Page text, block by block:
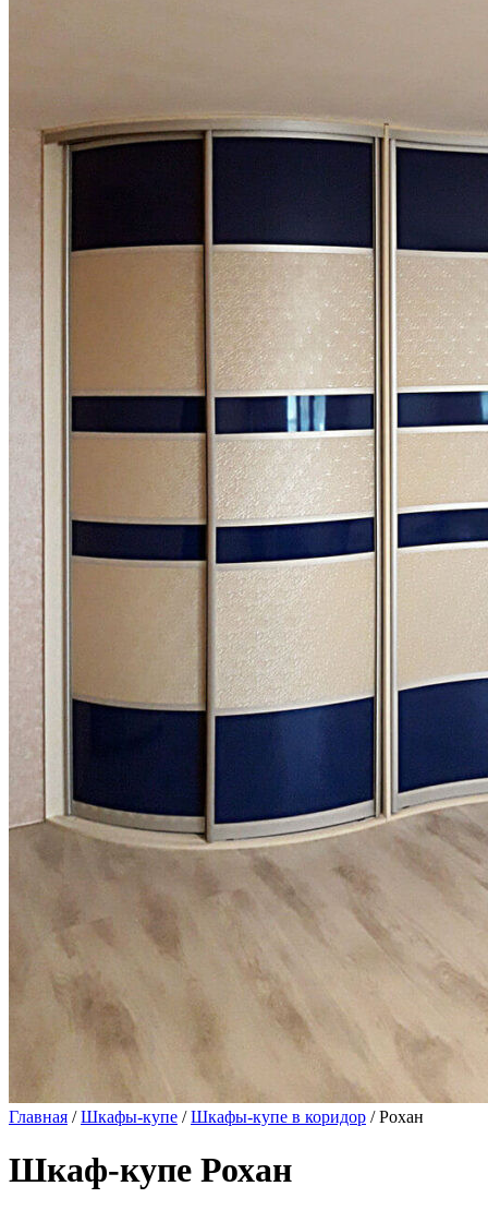
Главная /Шкафы-купе /Шкафы-купе в коридор / Рохан
Шкаф-купе Рохан